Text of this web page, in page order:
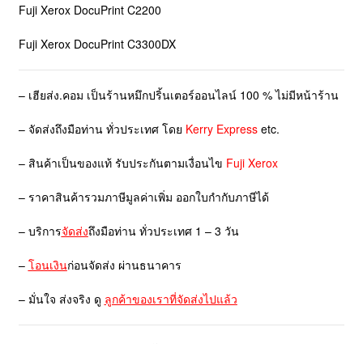
Fuji Xerox DocuPrint C2200
Fuji Xerox DocuPrint C3300DX
– เฮียส่ง.คอม เป็นร้านหมึกปริ้นเตอร์ออนไลน์ 100 % ไม่มีหน้าร้าน
– จัดส่งถึงมือท่าน ทั่วประเทศ โดย Kerry Expressetc.
– สินค้าเป็นของแท้ รับประกันตามเงื่อนไข Fuji Xerox
– ราคาสินค้ารวมภาษีมูลค่าเพิ่ม ออกใบกำกับภาษีได้
– บริการจัดส่งถึงมือท่าน ทั่วประเทศ 1 – 3 วัน
– โอนเงินก่อนจัดส่ง ผ่านธนาคาร
– มั่นใจ ส่งจริง ดู ลูกค้าของเราที่จัดส่งไปแล้ว